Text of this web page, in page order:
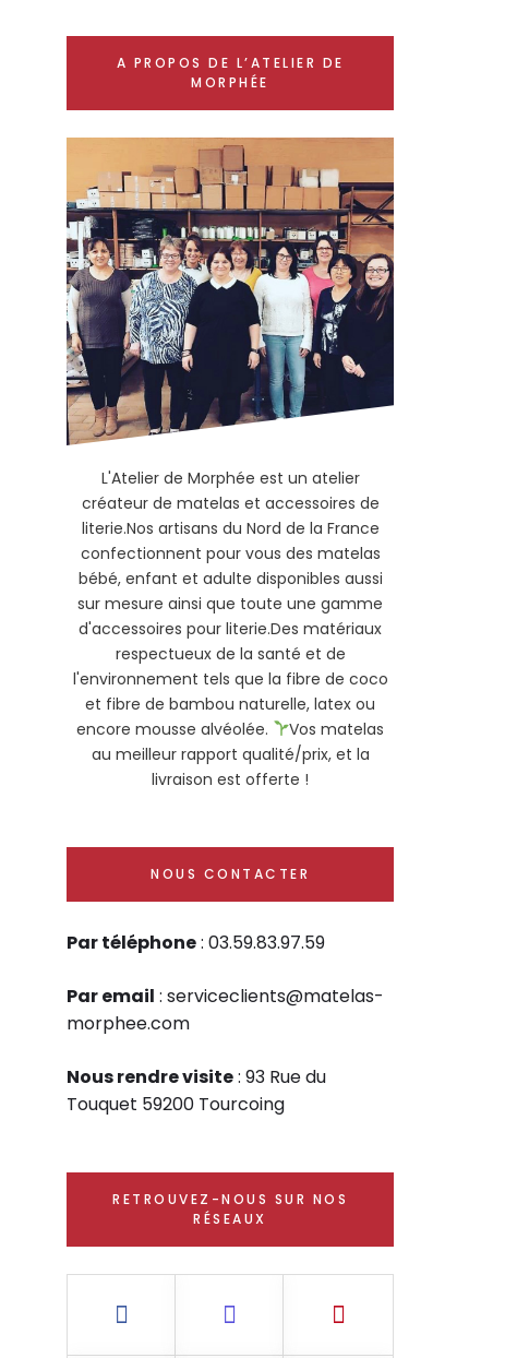
A PROPOS DE L’ATELIER DE
MORPHÉE
L'Atelier de Morphée est un atelier
créateur de matelas et accessoires de
literie.Nos artisans du Nord de la France
confectionnent pour vous des matelas
bébé, enfant et adulte disponibles aussi
sur mesure ainsi que toute une gamme
d'accessoires pour literie.Des matériaux
respectueux de la santé et de
l'environnement tels que la fibre de coco
et fibre de bambou naturelle, latex ou
encore mousse alvéolée.
Vos matelas
au meilleur rapport qualité/prix, et la
livraison est offerte !
NOUS CONTACTER
Par téléphone: 03.59.83.97.59
Par email : serviceclients@matelas-
morphee.com
Nous rendre visite: 93 Rue du
Touquet 59200 Tourcoing
RETROUVEZ-NOUS SUR NOS
RÉSEAUX